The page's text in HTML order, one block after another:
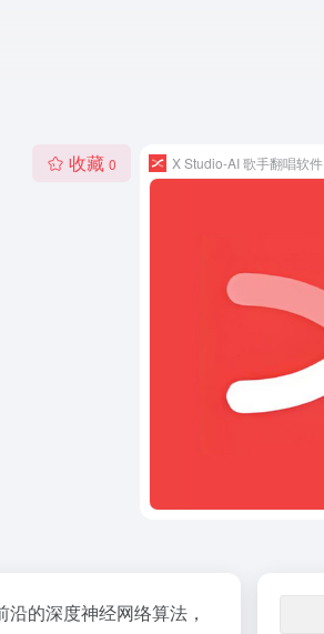
收藏 0 X Studio-AI 歌手翻唱软件
的深度神经网络算法，